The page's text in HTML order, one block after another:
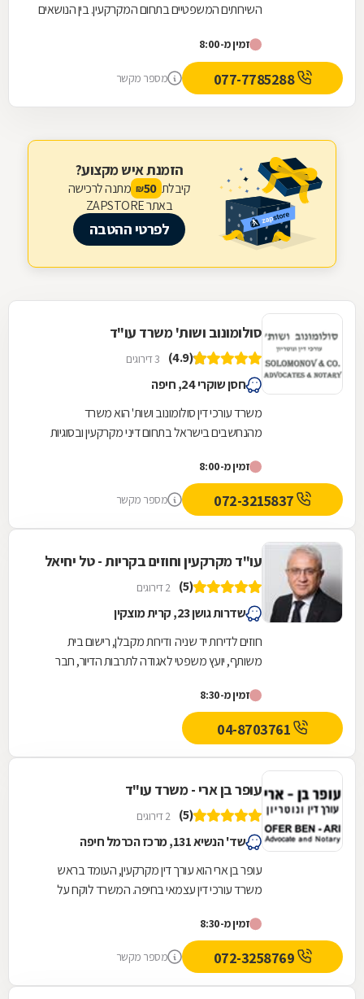
השירותים המשפטיים בתחום המקרקעין. בין הנושאים
מיזמי...
זמין מ-8:00
077-7785288 מספר מקשר
הזמנת איש מקצוע?
קיבלת 50
₪ מתנה לרכישה
באתר ZAPSTORE
לפרטי ההטבה
סולומונוב ושות' משרד עו"ד
(4.9) 3 דירוגים
חסן שוקרי 24, חיפה
משרד עורכי דין סולומונוב ושות' הוא משרד
מהנחשבים בישראל בתחום דיני מקרקעין ובסוגיות
אישורים והיתרי...
זמין מ-8:00
מספר מקשר
עו"ד מקרקעין וחוזים בקריות - טל יחיאל
(5) 2 דירוגים
שדרות גושן 23, קרית מוצקין
חוזים לדירות יד שניה ודירות מקבלן, רישום בית
משותף, יועץ משפטי לאגודה לתרבות הדיור, חבר
זמין מ-8:30
עופר בן ארי - משרד עו"ד
(5) 2 דירוגים
שד' הנשיא 131, מרכז הכרמל חיפה
עופר בן ארי הוא עורך דין מקרקעין, העומד בראש
משרד עורכי דין עצמאי בחיפה. המשרד לוקח על
ובכלל זה...
זמין מ-8:30
מספר מקשר